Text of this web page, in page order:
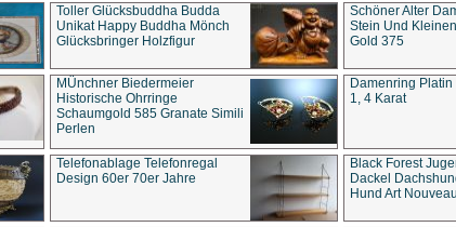
Toller Glücksbuddha Budda
Unikat Happy Buddha Mönch
Glücksbringer Holzfigur
Schöner Alter
Stein Und
Gold 375
MÜnchner Biedermeier
Historische Ohrringe
Schaumgold 585 Granate Simili
Perlen
Damenring
1, 4 Karat
Telefonablage Telefonregal
Design 60er 70er Jahre
Black Forest
Dackel
Hund Art